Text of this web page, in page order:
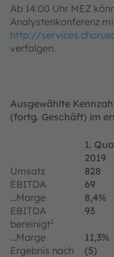
Ab 14:00 Uhr MEZ
Analystenkonferenz
http://
verfolgen.
Ausgewählte
(fortg. Geschäft) im
1.
2019
Umsatz
828
EBITDA
69
…Marge
8,4%
EBITDA
bereinigt1
93
…Marge 11,3%
Ergebnis nach
(5)